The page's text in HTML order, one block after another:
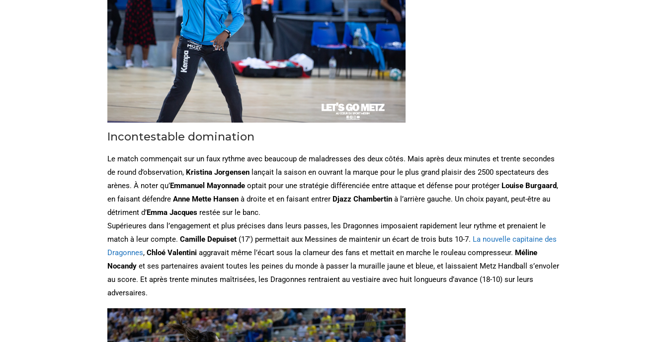
Incontestable domination
Le match commençait sur un faux rythme avec beaucoup de maladresses des deux côtés. Mais après deux minutes et trente secondes
de round d’observation, Kristina Jorgensen lançait la saison en ouvrant la marque pour le plus grand plaisir des 2500 spectateurs des
arènes. À noter qu’Emmanuel Mayonnade optait pour une stratégie différenciée entre attaque et défense pour protéger Louise Burgaard,
en faisant défendre Anne Mette Hansen à droite et en faisant entrer Djazz Chambertin à l’arrière gauche. Un choix payant, peut-être au
détriment d’Emma Jacques restée sur le banc.
Supérieures dans l’engagement et plus précises dans leurs passes, les Dragonnes imposaient rapidement leur rythme et prenaient le
match à leur compte. Camille Depuiset (17′) permettait aux Messines de maintenir un écart de trois buts 10-7. La nouvelle capitaine des
Dragonnes, Chloé Valentini aggravait même l’écart sous la clameur des fans et mettait en marche le rouleau compresseur. Méline
Nocandy et ses partenaires avaient toutes les peines du monde à passer la muraille jaune et bleue, et laissaient Metz Handball s’envoler
au score. Et après trente minutes maîtrisées, les Dragonnes rentraient au vestiaire avec huit longueurs d’avance (18-10) sur leurs
adversaires.